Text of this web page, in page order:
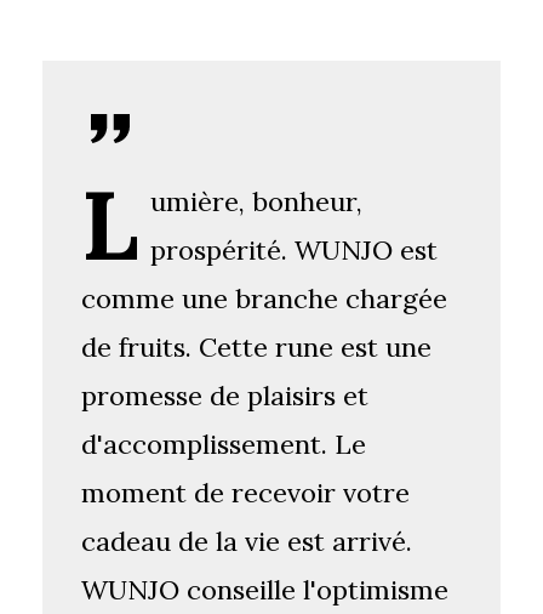
L umière, bonheur,
prospérité. WUNJO est
comme une branche chargée
de fruits. Cette rune est une
promesse de plaisirs et
d'accomplissement. Le
moment de recevoir votre
cadeau de la vie est arrivé.
WUNJO conseille l'optimisme